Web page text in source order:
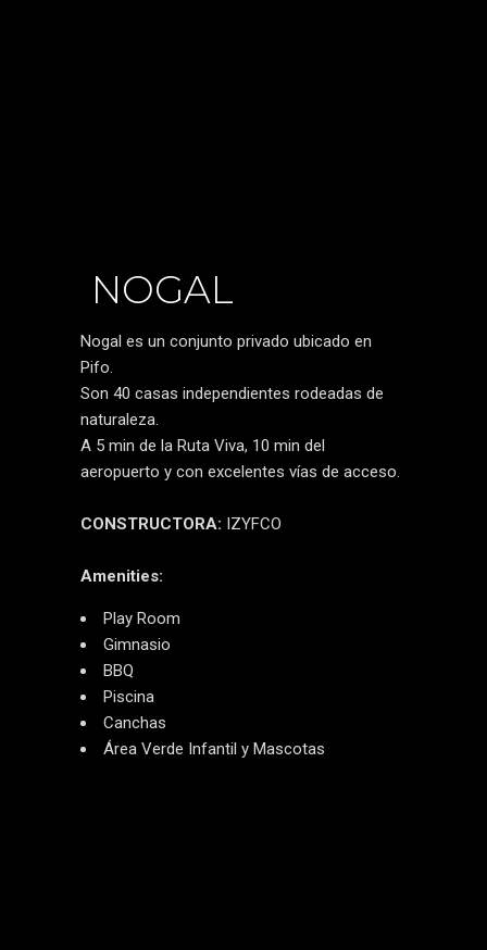
NOGAL
Nogal es un conjunto privado ubicado en
Pifo.
Son 40 casas independientes rodeadas de
naturaleza.
A 5 min de la Ruta Viva, 10 min del
aeropuerto y con excelentes vías de acceso.
CONSTRUCTORA: IZYFCO
Amenities:
Play Room
Gimnasio
BBQ
Piscina
Canchas
Área Verde Infantil y Mascotas